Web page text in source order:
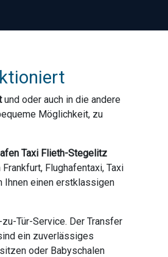
und oder auch in die andere
Möglichkeit, zu
Taxi Flieth-Stegelitz
Flughafentaxi, Taxi
Ihnen einen erstklassigen
Tür-Service. Der Transfer
ein zuverlässiges
oder Babyschalen